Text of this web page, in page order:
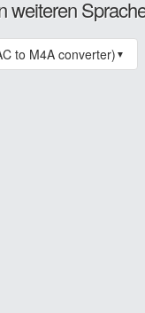
weiteren
to M4A converter) ▼